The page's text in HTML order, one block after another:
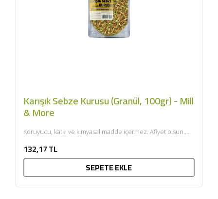
Karışık Sebze Kurusu (Granül, 100gr) - Mill
& More
Koruyucu, katkı ve kimyasal madde içermez. Afiyet olsun....
132,17 TL
SEPETE EKLE